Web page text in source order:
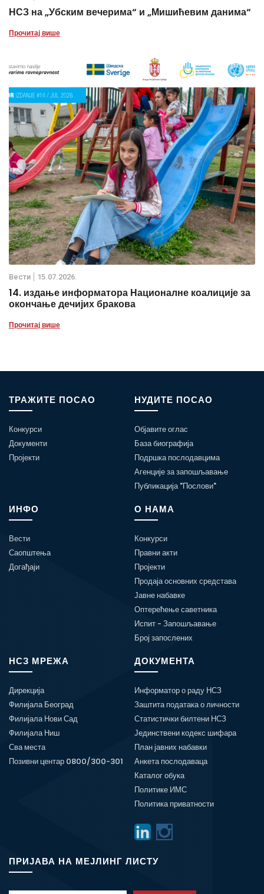
НСЗ на „Убским вечерима“ и „Мишићевим данима“
Прочитај више
Вести 15.07.2026.
14. издање информатора Националне коалиције за
окончање дечијих бракова
Прочитај више
ТРАЖИТЕ ПОСАО
Конкурси
Документи
Пројекти
НУДИТЕ ПОСАО
Објавите оглас
База биографија
Подршка послодавцима
Агенције за запошљавање
Публикација "Послови"
ИНФО
Вести
Саопштења
Догађаји
О НАМА
Конкурси
Правни акти
Пројекти
Продаја основних средстава
Јавне набавке
Оптерећење саветника
Испит - Запошљавање
Број запослених
НСЗ МРЕЖА
Дирекција
Филијала Београд
Филијала Нови Сад
Филијала Ниш
Сва места
Позивни центар 0800/300-301
ДОКУМЕНТА
Информатор о раду НСЗ
Заштита података о личности
Статистички билтени НСЗ
Јединствени кодекс шифара
План јавних набавки
Анкета послодаваца
Каталог обука
Политике ИМС
Политика приватности
ПРИЈАВА НА МЕЈЛИНГ ЛИСТУ